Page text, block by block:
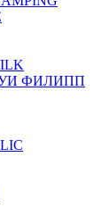
ЛУИ ФИЛИПП